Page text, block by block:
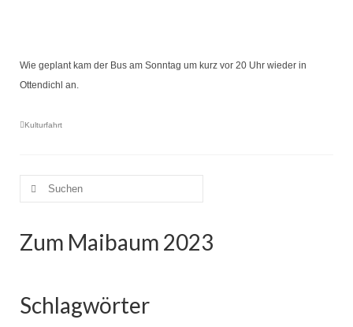
Wie geplant kam der Bus am Sonntag um kurz vor 20 Uhr wieder in
Ottendichl an.
Kulturfahrt
Suche
nach:
Zum Maibaum 2023
Schlagwörter